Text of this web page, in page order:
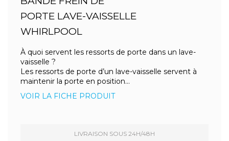
PORTE LAVE-VAISSELLE
WHIRLPOOL
À quoi servent les ressorts de porte dans un lave-
vaisselle ?
Les ressorts de porte d’un lave-vaisselle servent à
maintenir la porte en position...
VOIR LA FICHE PRODUIT
LIVRAISON SOUS 24H/48H